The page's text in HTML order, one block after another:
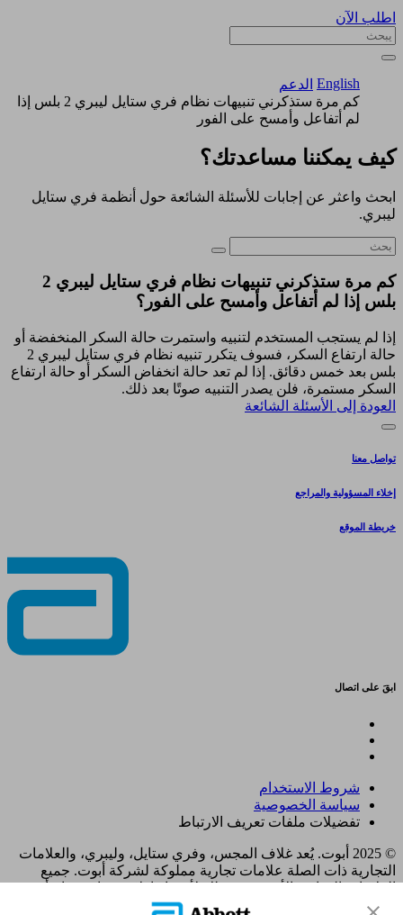
اطلب الآن
English الدعم
كم مرة ستذكرني تنبيهات نظام فري ستايل ليبري 2 بلس إذا
لم أتفاعل وأمسح على الفور
كيف يمكننا مساعدتك؟
ابحث واعثر عن إجابات للأسئلة الشائعة حول أنظمة فري ستايل
ليبري.
كم مرة ستذكرني تنبيهات نظام فري ستايل ليبري 2
بلس إذا لم أتفاعل وأمسح على الفور؟
إذا لم يستجب المستخدم لتنبيه واستمرت حالة السكر المنخفضة أو
حالة ارتفاع السكر، فسوف يتكرر تنبيه نظام فري ستايل ليبري 2
بلس بعد خمس دقائق. إذا لم تعد حالة انخفاض السكر أو حالة ارتفاع
السكر مستمرة، فلن يصدر التنبيه صوتًا بعد ذلك.
العودة إلى الأسئلة الشائعة
تواصل معنا
إخلاء المسؤولية والمراجع
خريطة الموقع
ابقَ على اتصال
شروط الاستخدام
سياسة الخصوصية
تفضيلات ملفات تعريف الارتباط
© 2025 أبوت. يُعد غلاف المجس، وفري ستايل، وليبري، والعلامات
التجارية ذات الصلة علامات تجارية مملوكة لشركة أبوت. جميع
العلامات التجارية الأخرى هي ملك لأصحابها. لا يجوز استخدام أي
علامة تجارية، أو اسم تجاري، أو تصميم تجاري مملوك لشركة أبوت